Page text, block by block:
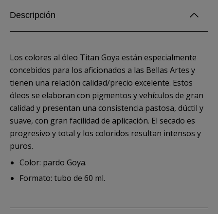
Descripción
Los colores al óleo Titan Goya están especialmente
concebidos para los aficionados a las Bellas Artes y
tienen una relación calidad/precio excelente. Estos
óleos se elaboran con pigmentos y vehículos de gran
calidad y presentan una consistencia pastosa, dúctil y
suave, con gran facilidad de aplicación. El secado es
progresivo y total y los coloridos resultan intensos y
puros.
Color: pardo Goya.
Formato: tubo de 60 ml.